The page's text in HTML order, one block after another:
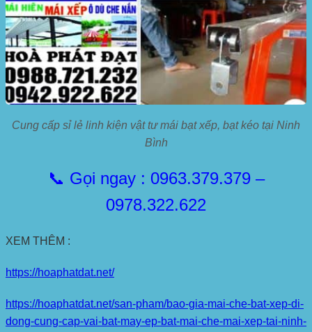
Cung cấp sỉ lẻ linh kiện vật tư mái bạt xếp, bạt kéo tại Ninh
Bình
📞 Gọi ngay : 0963.379.379 –
0978.322.622
XEM THÊM :
https://hoaphatdat.net/
https://hoaphatdat.net/san-pham/bao-gia-mai-che-bat-xep-di-
dong-cung-cap-vai-bat-may-ep-bat-mai-che-mai-xep-tai-ninh-